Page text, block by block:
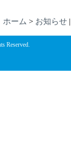
ホーム > お知らせ
Reserved.